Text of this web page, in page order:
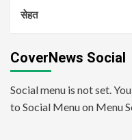
सेहत
CoverNews Social
Social menu is not set.
to Social Menu on Menu